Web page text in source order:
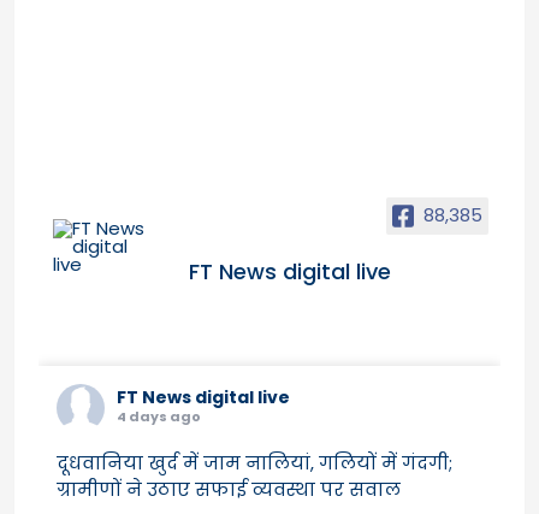
88,385
FT News digital live
FT News digital live
4 days ago
दूधवानिया खुर्द में जाम नालियां, गलियों में गंदगी;
ग्रामीणों ने उठाए सफाई व्यवस्था पर सवाल